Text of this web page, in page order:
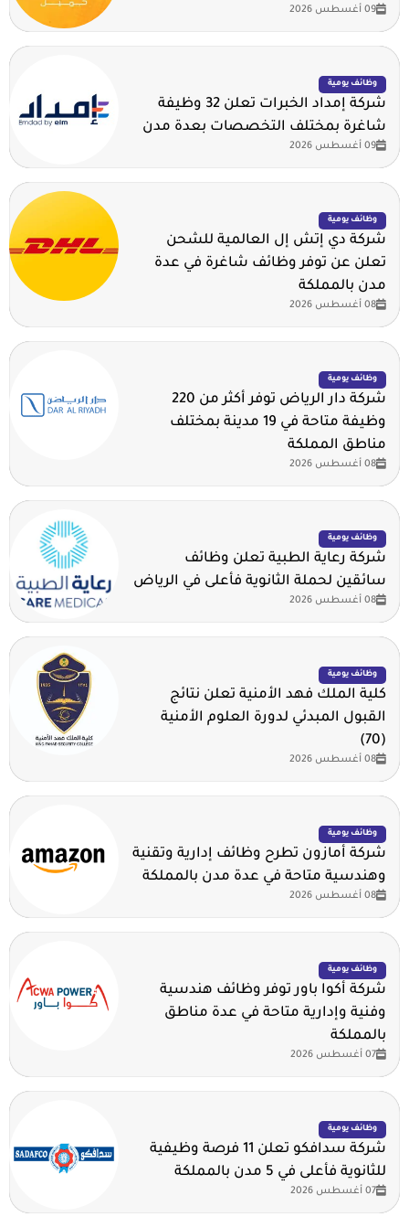
09 أغسطس 2026
وظائف يومية
شركة إمداد الخبرات تعلن 32 وظيفة
شاغرة بمختلف التخصصات بعدة مدن
09 أغسطس 2026
وظائف يومية
شركة دي إتش إل العالمية للشحن
تعلن عن توفر وظائف شاغرة في عدة
مدن بالمملكة
08 أغسطس 2026
وظائف يومية
شركة دار الرياض توفر أكثر من 220
وظيفة متاحة في 19 مدينة بمختلف
مناطق المملكة
08 أغسطس 2026
وظائف يومية
شركة رعاية الطبية تعلن وظائف
سائقين لحملة الثانوية فأعلى في الرياض
08 أغسطس 2026
وظائف يومية
كلية الملك فهد الأمنية تعلن نتائج
القبول المبدئي لدورة العلوم الأمنية
(70)
08 أغسطس 2026
وظائف يومية
شركة أمازون تطرح وظائف إدارية وتقنية
وهندسية متاحة في عدة مدن بالمملكة
08 أغسطس 2026
وظائف يومية
شركة أكوا باور توفر وظائف هندسية
وفنية وإدارية متاحة في عدة مناطق
بالمملكة
07 أغسطس 2026
وظائف يومية
شركة سدافكو تعلن 11 فرصة وظيفية
للثانوية فأعلى في 5 مدن بالمملكة
07 أغسطس 2026